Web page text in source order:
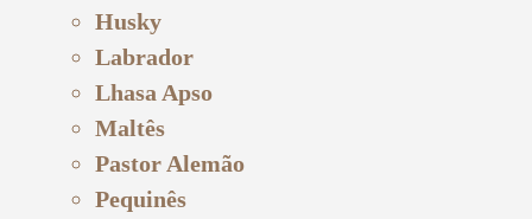
Husky
Labrador
Lhasa Apso
Maltês
Pastor Alemão
Pequinês